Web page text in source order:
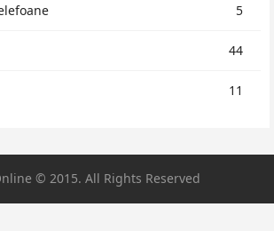
5
44
11
© 2015. All Rights Reserved